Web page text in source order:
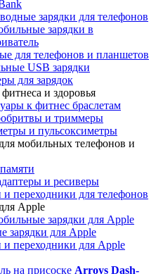
зарядки для телефонов
зарядки в
для телефонов и планшетов
USB зарядки
для зарядок
и здоровья
к фитнес браслетам
и триммеры
и пульсоксиметры
мобильных телефонов и
и ресиверы
и переходники для телефонов
Apple
зарядки для Apple
зарядки для Apple
и переходники для Apple
на присоске Arroys Dash-